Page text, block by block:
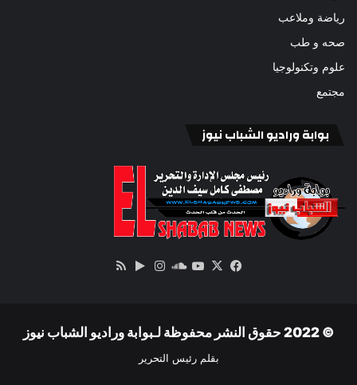
رياضة وملاعب
صحه و طب
علوم وتكنولوجيا
مجتمع
بوابة وراديو الشباب نيوز
فيسبوك
‫X
‫YouTube
ساوندانستقرام‏Google
© 2022 حقوق النشر محفوظة لـبوابة وراديو الشباب نيوز
بقلم رئيس التحرير